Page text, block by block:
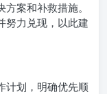
案和补救措施。
努力兑现，以此建
计划，明确优先顺